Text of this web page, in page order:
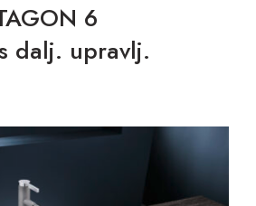
6
dalj. upravlj.